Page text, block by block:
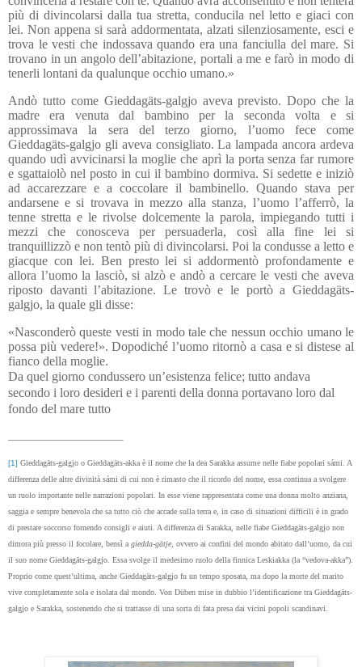
più di divincolarsi dalla tua stretta, conducila nel letto e giaci con
lei. Non appena si sarà addormentata, alzati silenziosamente, esci e
trova le vesti che indossava quando era una fanciulla del mare. Si
trovano in un angolo dell’abitazione, portali a me e farò in modo di
tenerli lontani da qualunque occhio umano.»
Andò tutto come Gieddagäts-galgjo aveva previsto. Dopo che la
madre era venuta dal bambino per la seconda volta e si
approssimava la sera del terzo giorno, l’uomo fece come
Gieddagäts-galgjo gli aveva consigliato. La lampada ancora ardeva
quando udì avvicinarsi la moglie che aprì la porta senza far rumore
e sgattaiolò nel posto in cui il bambino dormiva. Si sedette e iniziò
ad accarezzare e a coccolare il bambinello. Quando stava per
andarsene e si trovava in mezzo alla stanza, l’uomo l’afferrò, la
tenne stretta e le rivolse dolcemente la parola, impiegando tutti i
mezzi che conosceva per persuaderla, così alla fine lei si
tranquillizzò e non tentò più di divincolarsi. Poi la condusse a letto e
giacque con lei. Ben presto lei si addormentò profondamente e
allora l’uomo la lasciò, si alzò e andò a cercare le vesti che aveva
riposto davanti l’abitazione. Le trovò e le portò a Gieddagäts-
galgjo, la quale gli disse:
«Nasconderò queste vesti in modo tale che nessun occhio umano le
possa più vedere!». Dopodiché l’uomo ritornò a casa e si distese al
fianco della moglie.
Da quel giorno condussero un’esistenza felice; tutto andava
secondo i loro desideri e i parenti della donna portavano loro dal
fondo del mare tutto
[1] Gieddagäts-galgjo o Gieddagäts-akka è il nome che la dea Sarakka assume nelle fiabe popolari sámi. A
differenza delle altre divinità sámi di cui non è rimasto che il ricordo del nome, essa continua a svolgere
un ruolo importante nelle narrazioni popolari. In esse viene rappresentata come una donna molto anziana,
saggia e sempre benevola che sa tutto ciò che accade sulla terra e, in caso di situazioni difficili è in grado
di prestare soccorso fornendo consigli e aiuti. A differenza di Sarakka, nelle fiabe Gieddagäts-galgjo non
dimora più presso il focolare, bensì a giedda-gätje , ovvero ai confini del mondo abitato dall’uomo, da cui
il suo nome Gieddagäts-galgjo. Essa svolge il medesimo ruolo della finnica Leskiakka (la “vedova-akka”).
Proprio come quest’ultima, anche Gieddagäts-galgjo fu un tempo sposata, ma dopo la morte del marito
vive completamente sola e isolata dal mondo. Von Düben mise in dubbio l’identificazione tra Gieddagäts-
galgjo e Sarakka, sostenendo che si trattasse di una sorta di fata presa dai vicini popoli scandinavi.